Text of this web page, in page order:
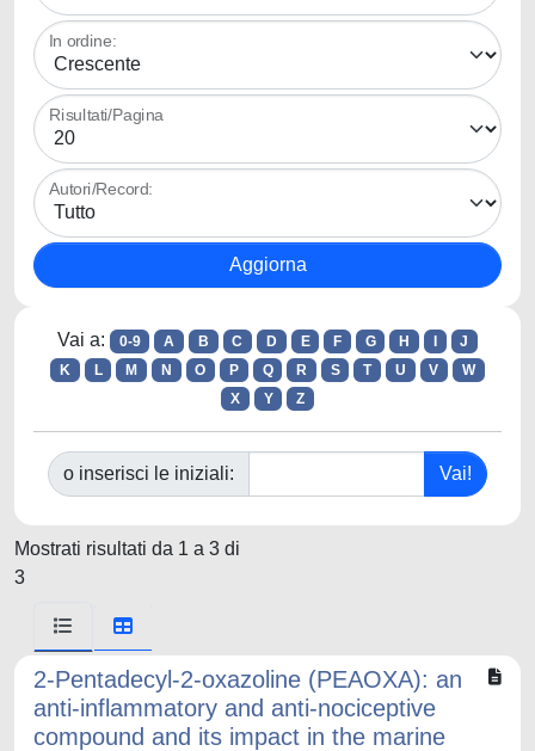
In ordine:
Risultati/Pagina
Autori/Record:
Vai a: 0-9 A B C D E F G H
J
K
L M N O P Q R S T U V
W
X
Y Z
o inserisci le iniziali:
Mostrati risultati da 1 a 3 di
3
2-Pentadecyl-2-oxazoline (PEAOXA): an
anti-inflammatory and anti-nociceptive
compound and its impact in the marine